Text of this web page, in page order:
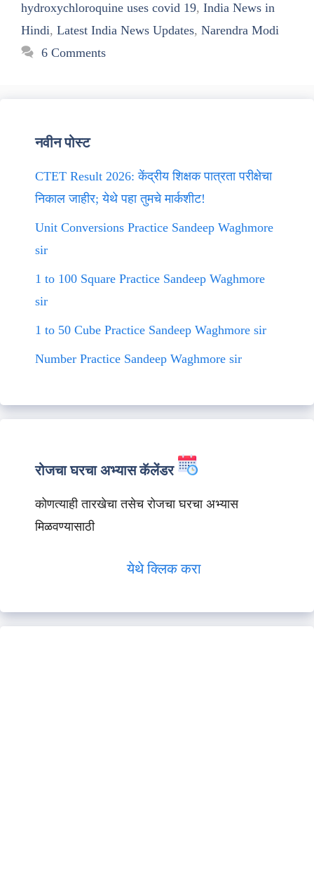
hydroxychloroquine uses covid 19, India News in
Hindi, Latest India News Updates, Narendra Modi
6 Comments
नवीन पोस्ट
CTET Result 2026: केंद्रीय शिक्षक पात्रता परीक्षेचा
निकाल जाहीर; येथे पहा तुमचे मार्कशीट!
Unit Conversions Practice Sandeep Waghmore
sir
1 to 100 Square Practice Sandeep Waghmore
sir
1 to 50 Cube Practice Sandeep Waghmore sir
Number Practice Sandeep Waghmore sir
रोजचा घरचा अभ्यास कॅलेंडर
कोणत्याही तारखेचा तसेच रोजचा घरचा अभ्यास
मिळवण्यासाठी
येथे क्लिक करा